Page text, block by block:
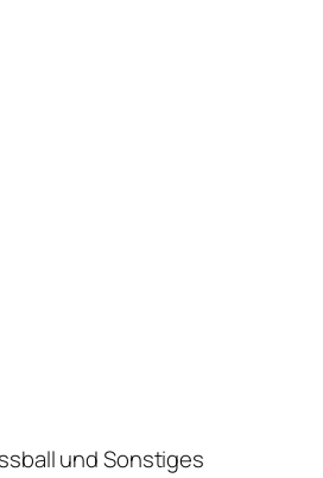
und Sonstiges